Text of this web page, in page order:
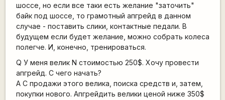
шоссе, но если все таки есть желание "заточить"
байк под шоссе, то грамотный апгрейд в данном
случае - поставить слики, контактные педали. В
будущем если будет желание, можно собрать колеса
полегче. И, конечно, тренироваться.
Q У меня велик N стоимостью 250$. Хочу провести
апгрейд. С чего начать?
A С продажи этого велика, поиска средств и, затем,
покупки нового. Апгрейдить велики ценой ниже 350$